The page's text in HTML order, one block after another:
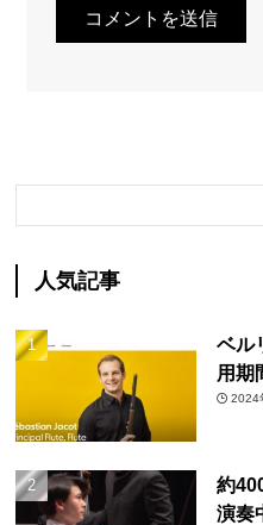
人気記事
ベル
用期
2024
約
演奏